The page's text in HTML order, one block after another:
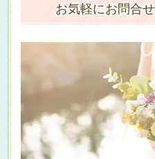
お気軽にお問合